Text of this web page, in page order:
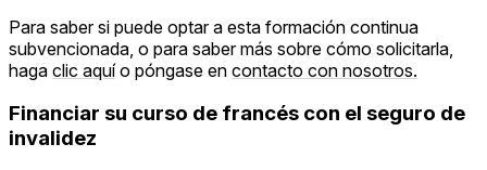
Para saber si puede optar a esta formación continua
subvencionada, o para saber más sobre cómo solicitarla,
haga clic aquío póngase en contacto con nosotros.
Financiar su curso de francés con el seguro de
invalidez